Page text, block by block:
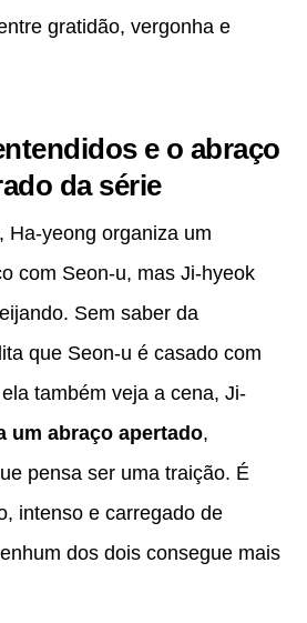
gratidão, vergonha e
e o abraço
da série
Ha-yeong organiza um
com Seon-u, mas Ji-hyeok
Sem saber da
que Seon-u é casado com
também veja a cena, Ji-
um abraço apertado,
pensa ser uma traição. É
intenso e carregado de
dos dois consegue mais